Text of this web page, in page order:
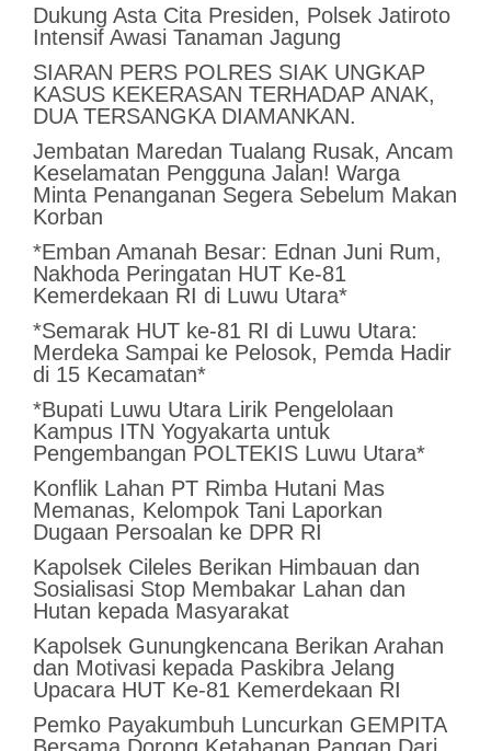
Dukung Asta Cita Presiden, Polsek Jatiroto
Intensif Awasi Tanaman Jagung
SIARAN PERS POLRES SIAK UNGKAP
KASUS KEKERASAN TERHADAP ANAK,
DUA TERSANGKA DIAMANKAN.
Jembatan Maredan Tualang Rusak, Ancam
Keselamatan Pengguna Jalan! Warga
Minta Penanganan Segera Sebelum Makan
Korban
*Emban Amanah Besar: Ednan Juni Rum,
Nakhoda Peringatan HUT Ke-81
Kemerdekaan RI di Luwu Utara*
*Semarak HUT ke-81 RI di Luwu Utara:
Merdeka Sampai ke Pelosok, Pemda Hadir
di 15 Kecamatan*
*Bupati Luwu Utara Lirik Pengelolaan
Kampus ITN Yogyakarta untuk
Pengembangan POLTEKIS Luwu Utara*
Konflik Lahan PT Rimba Hutani Mas
Memanas, Kelompok Tani Laporkan
Dugaan Persoalan ke DPR RI
Kapolsek Cileles Berikan Himbauan dan
Sosialisasi Stop Membakar Lahan dan
Hutan kepada Masyarakat
‎Kapolsek Gunungkencana Berikan Arahan
dan Motivasi kepada Paskibra Jelang
Upacara HUT Ke-81 Kemerdekaan RI
Pemko Payakumbuh Luncurkan GEMPITA